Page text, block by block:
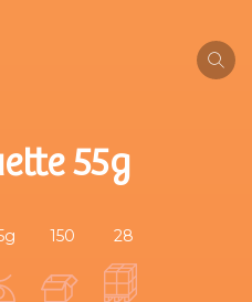
55g
150 28